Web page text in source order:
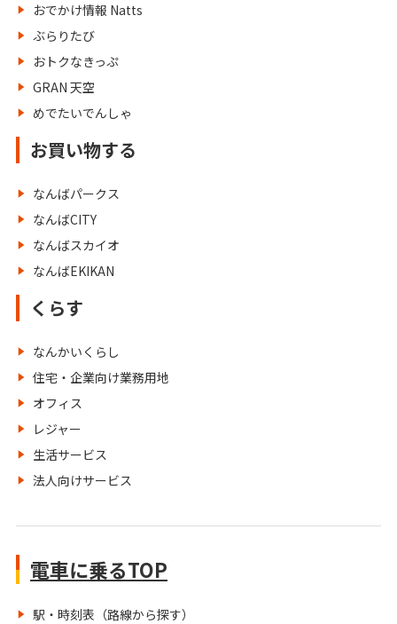
おでかけ情報 Natts
ぶらりたび
おトクなきっぷ
GRAN 天空
めでたいでんしゃ
お買い物する
なんばパークス
なんばCITY
なんばスカイオ
なんばEKIKAN
くらす
なんかいくらし
住宅・企業向け業務用地
オフィス
レジャー
生活サービス
法人向けサービス
電車に乗るTOP
駅・時刻表（路線から探す）